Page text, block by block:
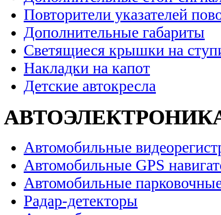
Повторители указателей
Дополнительные габариты
Светящиеся крышки на
Накладки на капот
Детские автокресла
Автомобильные
Автомобильные GPS
Автомобильные
Радар-детекторы